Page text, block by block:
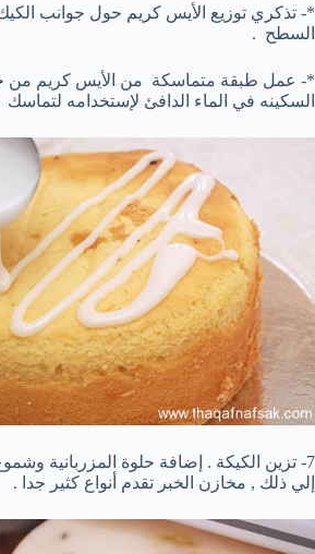
*- تذكري توزيع الأيس كريم حول جوانب
السطح .
*- عمل طبقة متماسكة من الأيس كريم
السكينه في الماء الدافئ لإستخدامه
7- تزين الكيكة . إضافة حلوة المزربانية
إلي ذلك , مخازن الخبر تقدم أنواع كثير جدا .